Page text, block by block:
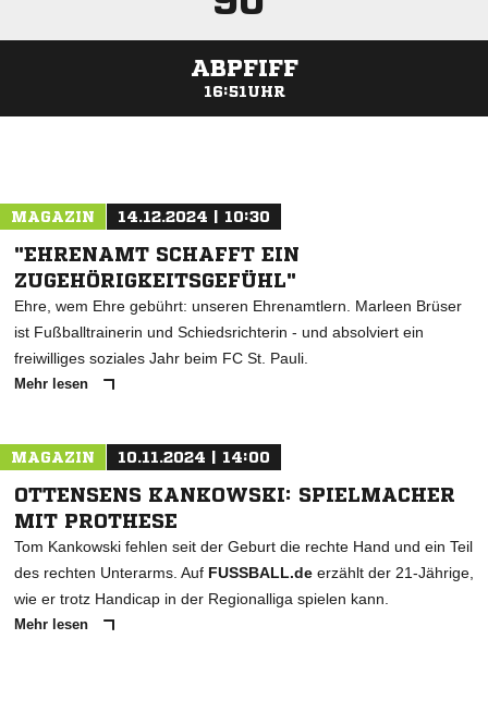
ABPFIFF
16:51UHR
MAGAZIN 14.12.2024 | 10:30
"EHRENAMT SCHAFFT EIN
ZUGEHÖRIGKEITSGEFÜHL"
Ehre, wem Ehre gebührt: unseren Ehrenamtlern. Marleen Brüser
ist Fußballtrainerin und Schiedsrichterin - und absolviert ein
freiwilliges soziales Jahr beim FC St. Pauli.
Mehr lesen
MAGAZIN 10.11.2024 | 14:00
OTTENSENS KANKOWSKI: SPIELMACHER
MIT PROTHESE
Tom Kankowski fehlen seit der Geburt die rechte Hand und ein Teil
des rechten Unterarms. Auf FUSSBALL.de erzählt der 21-Jährige,
wie er trotz Handicap in der Regionalliga spielen kann.
Mehr lesen